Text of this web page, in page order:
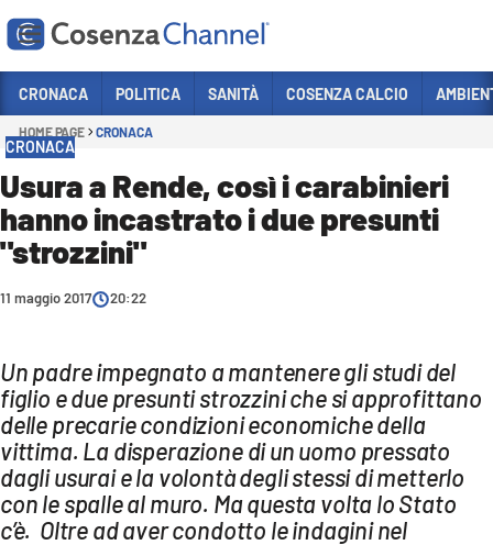
Sezioni
POLITICA
COSENZA CALCIO
ECONOMIA E LAVORO
SANITÀ
SPORT
CULTURA
AMBIENTE
CRONACA POLITICA SANITÀ COSENZA CALCIO
HOME PAGE CRONACA
CRONACA
Usura a Rende, così i carabinieri
hanno incastrato i due presunti
"strozzini"
11 maggio 2017 20:22
Un padre impegnato a mantenere gli studi del
figlio e due presunti strozzini che si approfittano
delle precarie condizioni economiche della
vittima. La disperazione di un uomo pressato
dagli usurai e la volontà degli stessi di metterlo
con le spalle al muro. Ma questa volta lo Stato
c’è. Oltre ad aver condotto le indagini nel